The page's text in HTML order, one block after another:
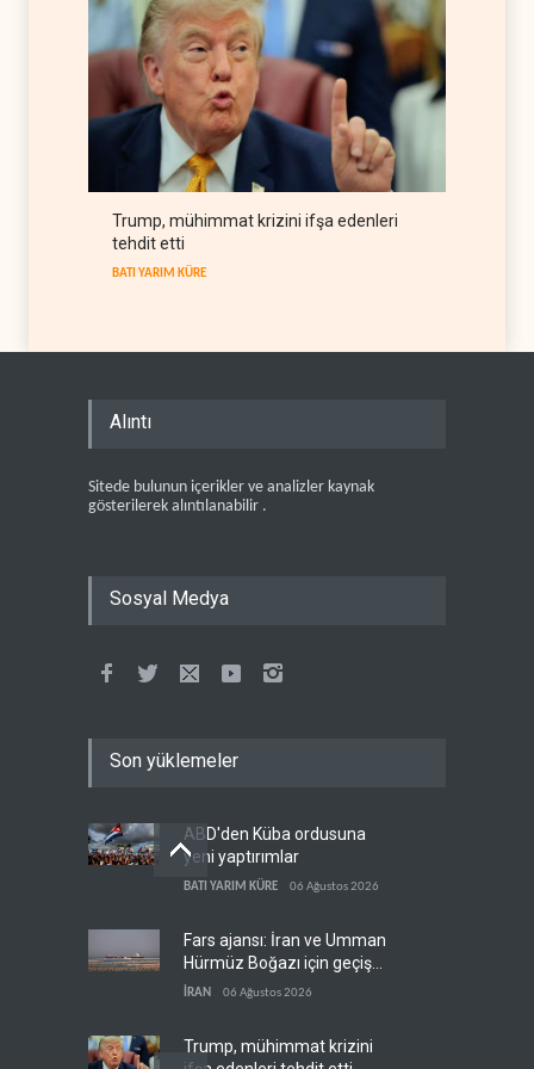
Trump, mühimmat krizini ifşa edenleri
tehdit etti
BATI YARIM KÜRE
Alıntı
Sitede bulunun içerikler ve analizler kaynak
gösterilerek alıntılanabilir .
Sosyal Medya
Son yüklemeler
ABD'den Küba ordusuna
yeni yaptırımlar
BATI YARIM KÜRE 06 Ağustos 2026
Fars ajansı: İran ve Umman
Hürmüz Boğazı için geçiş
koridorlarında anlaştı
İRAN 06 Ağustos 2026
Trump, mühimmat krizini